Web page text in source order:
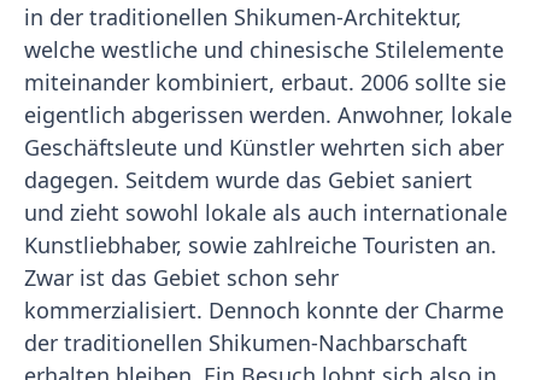
in der traditionellen Shikumen-Architektur,
welche westliche und chinesische Stilelemente
miteinander kombiniert, erbaut. 2006 sollte sie
eigentlich abgerissen werden. Anwohner, lokale
Geschäftsleute und Künstler wehrten sich aber
dagegen. Seitdem wurde das Gebiet saniert
und zieht sowohl lokale als auch internationale
Kunstliebhaber, sowie zahlreiche Touristen an.
Zwar ist das Gebiet schon sehr
kommerzialisiert. Dennoch konnte der Charme
der traditionellen Shikumen-Nachbarschaft